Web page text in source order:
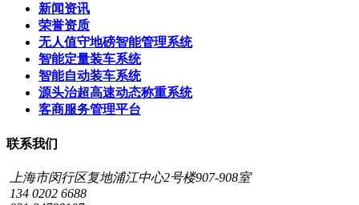
新闻资讯
荣誉资质
无人值守地磅智能管理系统
智能定量装车系统
智能自动装车系统
源头治超高速动态称重系统
客商服务管理平台
联系我们
上海市闵行区复地浦江中心2号楼907-908室
134 0202 6688